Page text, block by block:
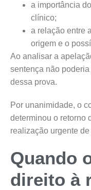
a importância
clínico;
a relação entre
origem e o
Ao analisar a
sentença não
dessa prova.
Por unanimidade, o
determinou o retorno
realização urgente
Quando
direito à